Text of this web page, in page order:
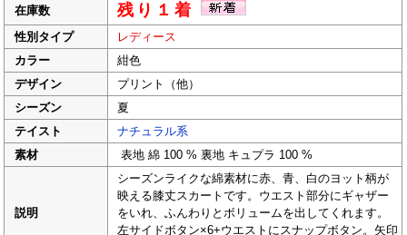
在庫数
残り１着
性別タイプ
レディース
カラー
紺色
デザイン
プリント（他）
シーズン
夏
テイスト
ナチュラル系
素材
表地 綿 100 % 裏地 キュプラ 100 %
説明
シーズンライクな綿素材に赤、青、白のヨット柄が
映える膝丈スカートです。ウエスト部分にギャザー
をいれ、ふんわりとボリュームを出してくれます。
左サイドボタン×6+ウエストにスナップボタン。矢印